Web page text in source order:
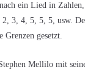
ein Lied in
3, 4, 5, 5, 5, usw.
Grenzen gesetzt.
Mellilo mit